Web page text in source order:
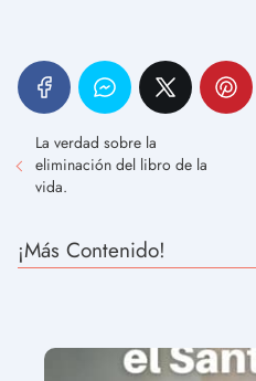
La verdad sobre la
eliminación del libro de la
vida.
¡Más Contenido!